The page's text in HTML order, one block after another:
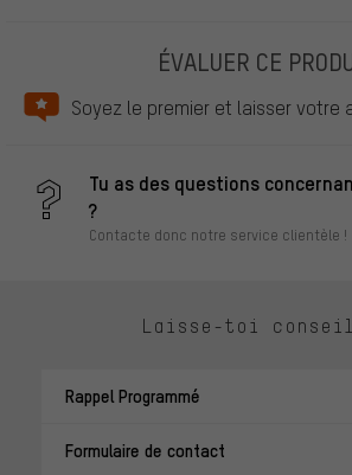
ÉVALUER CE
Soyez le premier et laisser votre
Tu as des questions
?
Contacte donc notre service clientèle !
Laisse-toi
Rappel Programmé
Formulaire de contact